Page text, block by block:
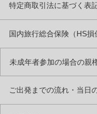
特定商取引法に基づく表
国内旅行総合保険（HS損
未成年者参加の場合の親
ご出発までの流れ・当日